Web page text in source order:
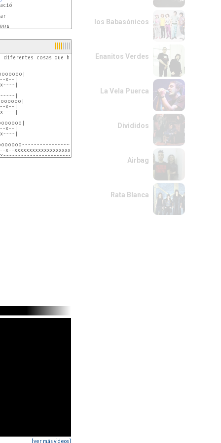
diferentes cosas que hace, la verdad es una cacnion muy facil, solo
x--|
|
|
x--|
|
x--|
|
|
xxxxxxxxxxxxxxxxxxxxxxxxxxxxxxxx|
x------------------------------------|
[ver más videos]
los Babasónicos
Enanitos Verdes
La Vela Puerca
Divididos
Airbag
Rata Blanca